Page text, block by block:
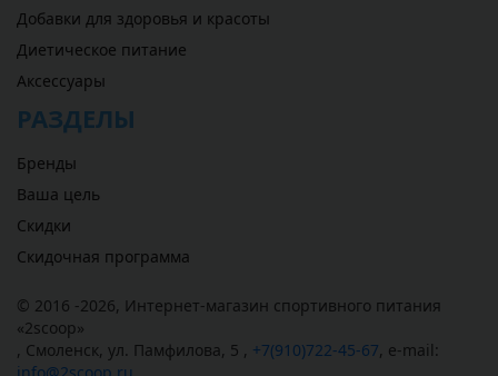
Добавки для здоровья и красоты
Диетическое питание
Аксессуары
РАЗДЕЛЫ
Бренды
Ваша цель
Скидки
Скидочная программа
© 2016 -2026, Интернет-магазин спортивного питания
«2scoop»
, Смоленск, ул. Памфилова, 5 , +7(910)722-45-67, e-mail: